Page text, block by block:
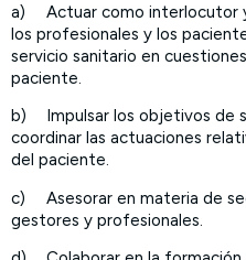
a)
Actuar como interlocutor
los profesionales y los
servicio sanitario en
paciente.
b)
Impulsar los objetivos de
coordinar las actuaciones
del paciente.
c)
Asesorar en materia de
gestores y profesionales.